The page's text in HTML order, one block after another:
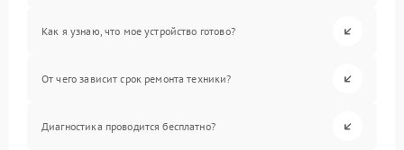
Как я узнаю, что мое устройство готово?
От чего зависит срок ремонта техники?
Диагностика проводится бесплатно?